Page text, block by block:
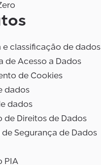
e classificação de dados
de Acesso a Dados
de Cookies
dados
dados
de Direitos de Dados
Segurança de Dados
PIA